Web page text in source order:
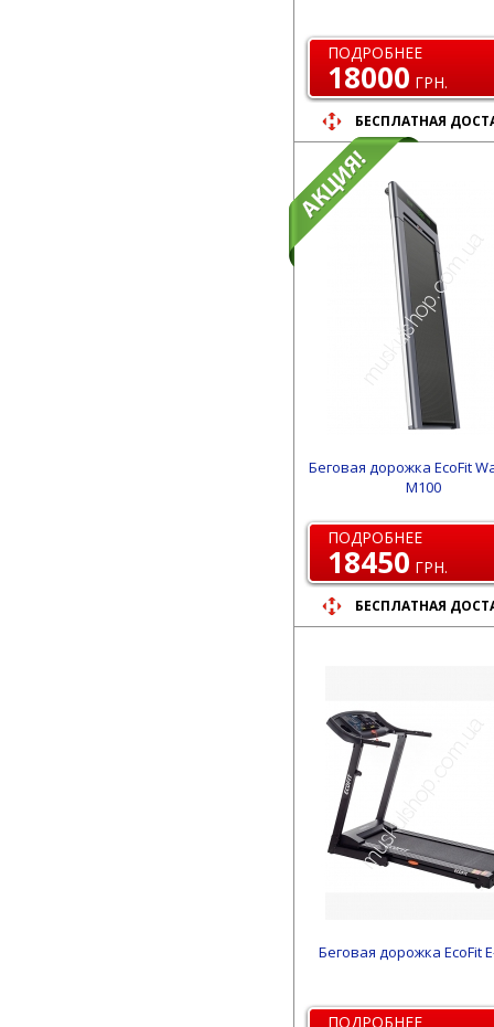
ПОДРОБНЕЕ
18000 ГРН.
БЕСПЛАТНАЯ
Беговая дорожка EcoFit
M100
ПОДРОБНЕЕ
18450 ГРН.
БЕСПЛАТНАЯ
Беговая дорожка EcoFit
ПОДРОБНЕЕ